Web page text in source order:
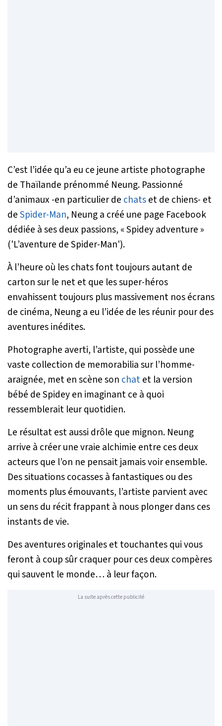
C’est l’idée qu’a eu ce jeune artiste photographe
de Thaïlande prénommé Neung. Passionné
d’animaux -en particulier de chatset de chiens- et
deSpider-Man, Neung a créé une page Facebook
dédiée à ses deux passions, «Spidey adventure »
('L’aventure de Spider-Man').
À l’heure où les chats font toujours autant de
carton sur le net et que les super-héros
envahissent toujours plus massivement nos écrans
de cinéma, Neung a eu l’idée de les réunir pour des
aventures inédites.
Photographe averti, l’artiste, qui possède une
vaste collection de memorabilia sur l’homme-
araignée, met en scène son chatet la version
bébé deSpideyen imaginant ce à quoi
ressemblerait leur quotidien.
Le résultat est aussi drôle que mignon. Neung
arrive à créer une vraie alchimie entre ces deux
acteurs que l’on ne pensait jamais voir ensemble.
Des situations cocasses à fantastiques ou des
moments plus émouvants, l’artiste parvient avec
un sens du récit frappant à nous plonger dans ces
instants de vie.
Des aventures originales et touchantes qui vous
feront à coup sûr craquer pour ces deux compères
qui sauvent le monde… à leur façon.
La suite après cette publicité